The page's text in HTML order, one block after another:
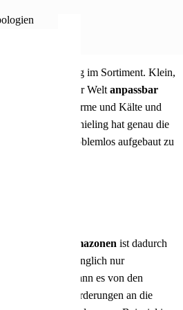
Shieling im Sortiment. Klein,
Klimazonen der Welt anpassbar
Schutz vor Wärme und Kälte und
Shieling hat genau die
und problemlos aufgebaut zu
an
an alle Klimazonen ist dadurch
in einer ursprünglich nur
wird. Danach kann es von den
je nach Anforderungen an die